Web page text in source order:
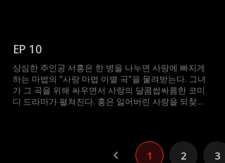
EP 10
상심한 주인공 서홍은 한 병을 나누면 사랑에 빠지게
하는 마법의 "사랑 마법 이별 곡"을 물려받는다. 그녀
가 그 곡을 위해 싸우면서 사랑의 달콤쌉싸름한 코미
디 드라마가 펼쳐진다. 홍은 잃어버린 사랑을 되찾고
1 2 3